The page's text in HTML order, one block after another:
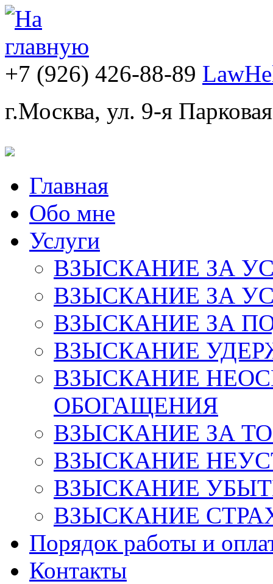
+7 (926) 426-88-89
г.Москва, ул. 9-я
Главная
Обо мне
Услуги
ВЗЫСКАНИЕ ЗА
ВЗЫСКАНИЕ ЗА
ВЗЫСКАНИЕ ЗА
ВЗЫСКАНИЕ
ВЗЫСКАНИЕ
ОБОГАЩЕНИЯ
ВЗЫСКАНИЕ ЗА
ВЗЫСКАНИЕ
ВЗЫСКАНИЕ
ВЗЫСКАНИЕ
Порядок работы и
Контакты